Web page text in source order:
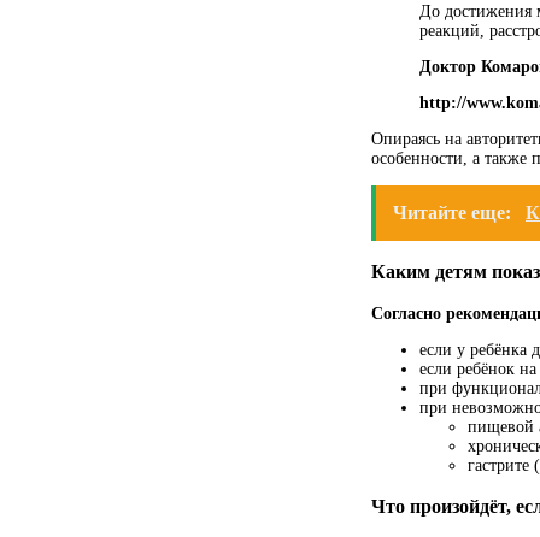
До достижения
реакций,
Доктор
http://
Опираясь на
особенности, а также
Читайте еще:
Каким детям
Согласно
если у ребёнка
если ребёнок
при
при
пищевой
гастрите
Что произойдёт,